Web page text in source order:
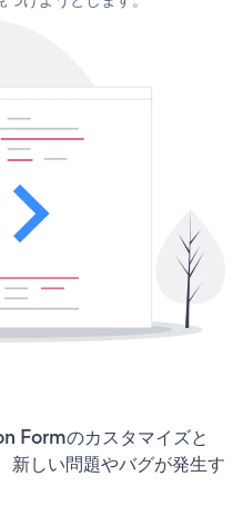
Formのカスタマイズと
新しい問題やバグが発生す